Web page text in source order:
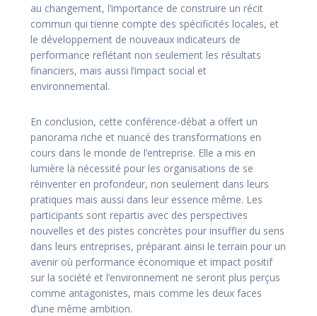
au changement, l’importance de construire un récit
commun qui tienne compte des spécificités locales, et
le développement de nouveaux indicateurs de
performance reflétant non seulement les résultats
financiers, mais aussi l’impact social et
environnemental.
En conclusion, cette conférence-débat a offert un
panorama riche et nuancé des transformations en
cours dans le monde de l’entreprise. Elle a mis en
lumière la nécessité pour les organisations de se
réinventer en profondeur, non seulement dans leurs
pratiques mais aussi dans leur essence même. Les
participants sont repartis avec des perspectives
nouvelles et des pistes concrètes pour insuffler du sens
dans leurs entreprises, préparant ainsi le terrain pour un
avenir où performance économique et impact positif
sur la société et l’environnement ne seront plus perçus
comme antagonistes, mais comme les deux faces
d’une même ambition.